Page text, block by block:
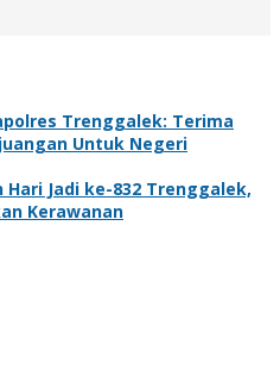
Trenggalek: Terima
Untuk Negeri
Hari Jadi ke-832 Trenggalek,
Kerawanan